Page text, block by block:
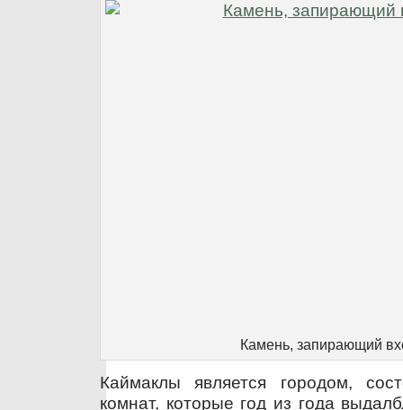
Камень, запирающий
Каймаклы является городом,
комнат, которые год из года